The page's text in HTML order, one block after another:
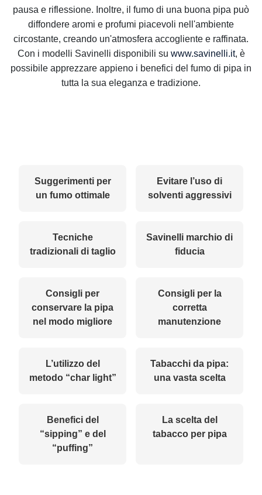
pausa e riflessione. Inoltre, il fumo di una buona pipa può
diffondere aromi e profumi piacevoli nell'ambiente
circostante, creando un'atmosfera accogliente e raffinata.
Con i modelli Savinelli disponibili su www.savinelli.it, è
possibile apprezzare appieno i benefici del fumo di pipa in
tutta la sua eleganza e tradizione.
Suggerimenti per
un fumo ottimale
Evitare l’uso di
solventi aggressivi
Tecniche
tradizionali di taglio
Savinelli marchio di
fiducia
Consigli per
conservare la pipa
nel modo migliore
Consigli per la
corretta
manutenzione
L’utilizzo del
metodo “char light”
Tabacchi da pipa:
una vasta scelta
Benefici del
“sipping” e del
“puffing”
La scelta del
tabacco per pipa